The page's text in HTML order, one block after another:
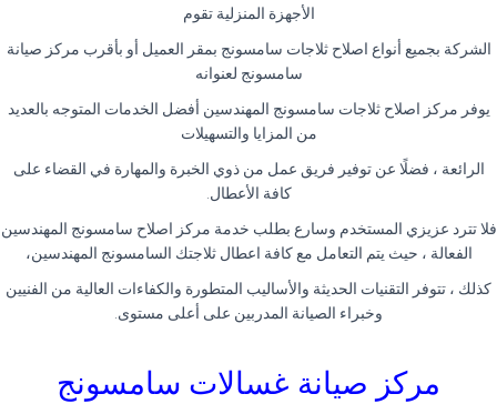
الأجهزة المنزلية تقوم
الشركة بجميع أنواع اصلاح ثلاجات سامسونج بمقر العميل أو بأقرب مركز صيانة
سامسونج لعنوانه
يوفر مركز اصلاح ثلاجات سامسونج المهندسين أفضل الخدمات المتوجه بالعديد
من المزايا والتسهيلات
الرائعة ، فضلًا عن توفير فريق عمل من ذوي الخبرة والمهارة في القضاء على
كافة الأعطال.
فلا تترد عزيزي المستخدم وسارع بطلب خدمة مركز اصلاح سامسونج المهندسين
الفعالة ، حيث يتم التعامل مع كافة اعطال ثلاجتك السامسونج المهندسين،
كذلك ، تتوفر التقنيات الحديثة والأساليب المتطورة والكفاءات العالية من الفنيين
وخبراء الصيانة المدربين على أعلى مستوى.
مركز صيانة غسالات سامسونج